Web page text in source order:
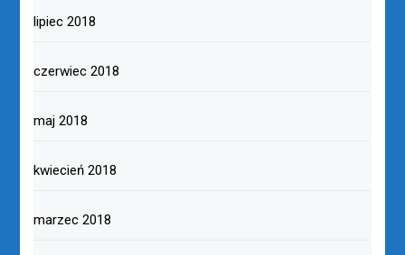
lipiec 2018
czerwiec 2018
maj 2018
kwiecień 2018
marzec 2018